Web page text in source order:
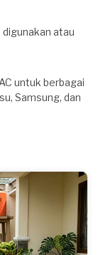
atau
untuk berbagai
Samsung, dan